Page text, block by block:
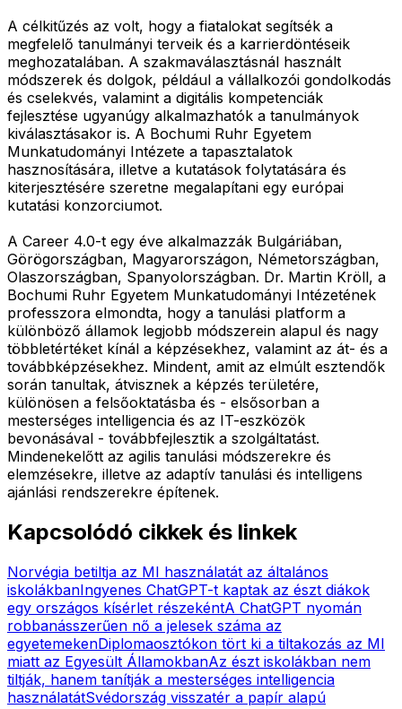
A célkitűzés az volt, hogy a fiatalokat segítsék a
megfelelő tanulmányi terveik és a karrierdöntéseik
meghozatalában. A szakmaválasztásnál használt
módszerek és dolgok, például a vállalkozói gondolkodás
és cselekvés, valamint a digitális kompetenciák
fejlesztése ugyanúgy alkalmazhatók a tanulmányok
kiválasztásakor is. A Bochumi Ruhr Egyetem
Munkatudományi Intézete a tapasztalatok
hasznosítására, illetve a kutatások folytatására és
kiterjesztésére szeretne megalapítani egy európai
kutatási konzorciumot.
A Career 4.0-t egy éve alkalmazzák Bulgáriában,
Görögországban, Magyarországon, Németországban,
Olaszországban, Spanyolországban. Dr. Martin Kröll, a
Bochumi Ruhr Egyetem Munkatudományi Intézetének
professzora elmondta, hogy a tanulási platform a
különböző államok legjobb módszerein alapul és nagy
többletértéket kínál a képzésekhez, valamint az át- és a
továbbképzésekhez. Mindent, amit az elmúlt esztendők
során tanultak, átvisznek a képzés területére,
különösen a felsőoktatásba és - elsősorban a
mesterséges intelligencia és az IT-eszközök
bevonásával - továbbfejlesztik a szolgáltatást.
Mindenekelőtt az agilis tanulási módszerekre és
elemzésekre, illetve az adaptív tanulási és intelligens
ajánlási rendszerekre építenek.
Kapcsolódó cikkek és linkek
Norvégia betiltja az MI használatát az általános
iskolákbanIngyenes ChatGPT-t kaptak az észt diákok
egy országos kísérlet részekéntA ChatGPT nyomán
robbanásszerűen nő a jelesek száma az
egyetemekenDiplomaosztókon tört ki a tiltakozás az MI
miatt az Egyesült ÁllamokbanAz észt iskolákban nem
tiltják, hanem tanítják a mesterséges intelligencia
használatátSvédország visszatér a papír alapú